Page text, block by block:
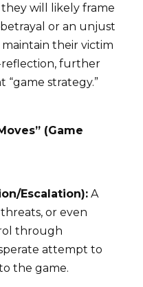
will likely frame
betrayal or an unjust
their victim
reflection, further
strategy.”
(Game
Escalation): A
or even
through
attempt to
the game.